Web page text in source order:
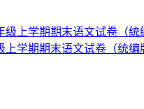
学期期末语文试卷（统编